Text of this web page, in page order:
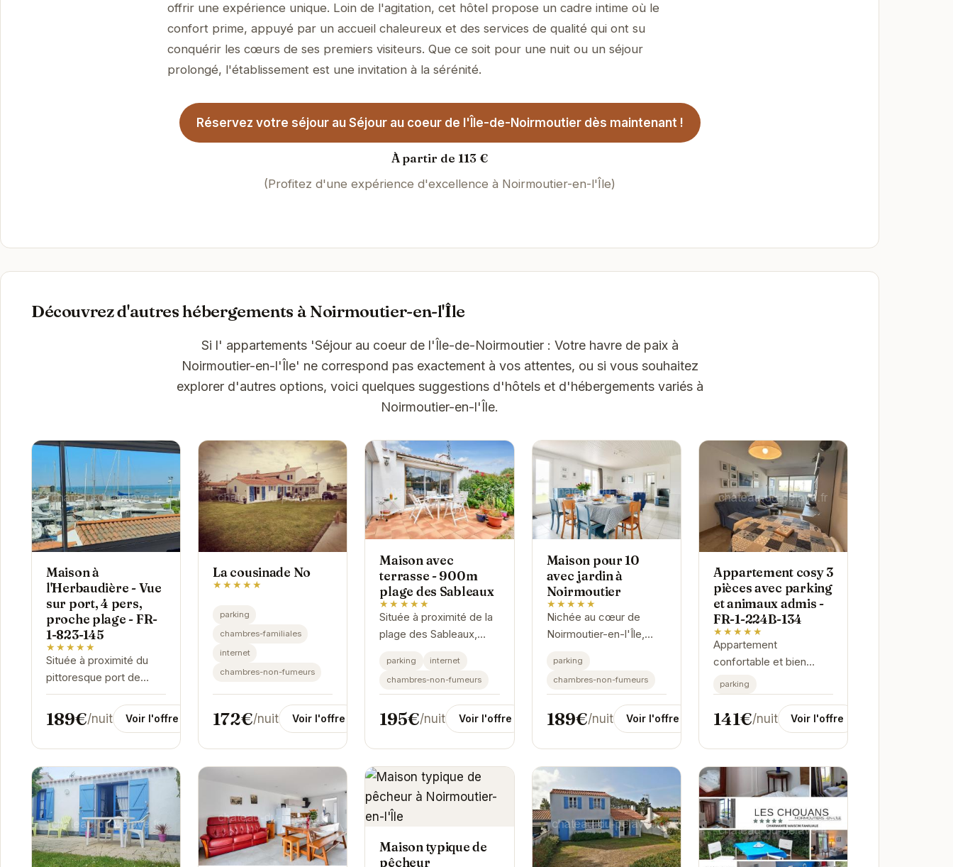
offrir une expérience unique. Loin de l'agitation, cet hôtel propose un cadre intime où le
confort prime, appuyé par un accueil chaleureux et des services de qualité qui ont su
conquérir les cœurs de ses premiers visiteurs. Que ce soit pour une nuit ou un séjour
prolongé, l'établissement est une invitation à la sérénité.
Réservez votre séjour au Séjour au coeur de l'Île-de-Noirmoutier dès maintenant !
À partir de 113 €
(Profitez d'une expérience d'excellence à Noirmoutier-en-l'Île)
Découvrez d'autres hébergements à Noirmoutier-en-l'Île
Si l' appartements 'Séjour au coeur de l'Île-de-Noirmoutier : Votre havre de paix à
Noirmoutier-en-l'Île' ne correspond pas exactement à vos attentes, ou si vous souhaitez
explorer d'autres options, voici quelques suggestions d'hôtels et d'hébergements variés à
Noirmoutier-en-l'Île.
Maison à
l'Herbaudière - Vue
sur port, 4 pers,
proche plage - FR-
1-823-145
★★★★★
Située à proximité du
pittoresque port de
l'Herbaudière et à
quelques pas des
plages de sable fin,
cette maison de
cadre...
189€/nuit Voir l'offre
La cousinade No
★★★★★
parking
chambres-familiales
internet
chambres-non-fumeurs
172€/nuit Voir l'offre
Maison avec
terrasse - 900m
plage des Sableaux
★★★★★
Située à proximité de la
plage des Sableaux,
havre de paix pour vos
vacances. Avec sa
terrasse ensoleillée,
profitez de...
parking
internet
chambres-non-fumeurs
195€/nuit Voir l'offre
Maison pour 10
avec jardin à
Noirmoutier
★★★★★
Nichée au cœur de
Noirmoutier-en-l'Île,
offre un espace de vie
spacieux et confortable
pour des vacances
inoubliables. Son...
parking
chambres-non-fumeurs
189€/nuit Voir l'offre
Appartement cosy 3
pièces avec parking
et animaux admis -
FR-1-224B-134
★★★★★
Appartement
confortable et bien
équipé, idéalement situé
à Noirmoutier-en-l'Île.
Proche des commerces
et des plages, il offre un
cadre...
parking
141€/nuit Voir l'offre
Maison typique de
pêcheur